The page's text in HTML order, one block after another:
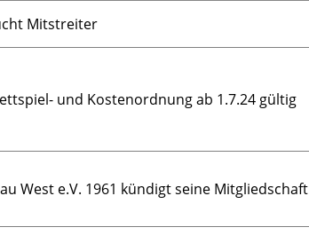
Mitstreiter
und Kostenordnung ab 1.7.24 gültig
West e.V. 1961 kündigt seine Mitgliedschaft